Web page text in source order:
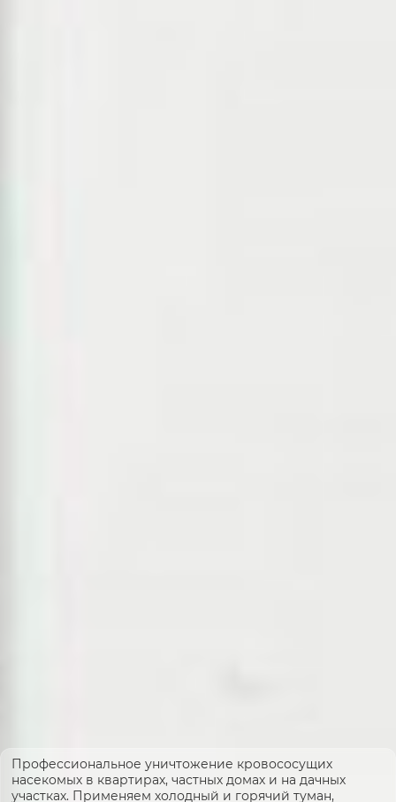
Профессиональное уничтожение кровососущих
насекомых в квартирах, частных домах и на дачных
участках. Применяем холодный и горячий туман,